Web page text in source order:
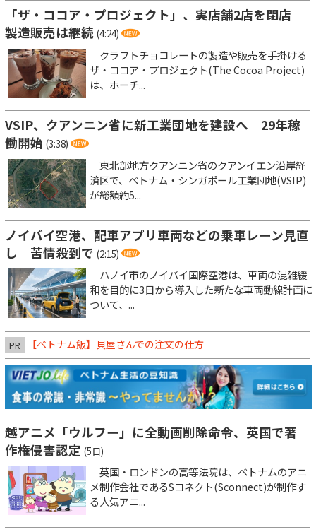
「ザ・ココア・プロジェクト」、実店舗2店を閉店
製造販売は継続 (4:24)
クラフトチョコレートの製造や販売を手掛ける
ザ・ココア・プロジェクト(The Cocoa Project)
は、ホーチ...
VSIP、クアンニン省に新工業団地を建設へ 29年稼
働開始 (3:38)
東北部地方クアンニン省のクアンイエン沿岸経
済区で、ベトナム・シンガポール工業団地(VSIP)
が総額約5...
ノイバイ空港、配車アプリ車両などの乗車レーン見直
し 苦情殺到で (2:15)
ハノイ市のノイバイ国際空港は、車両の混雑緩
和を目的に3日から導入した新たな車両動線計画に
ついて、...
PR 【ベトナム飯】貝屋さんでの注文の仕方
越アニメ「ウルフー」に全動画削除命令、英国で著
作権侵害認定 (5日)
英国・ロンドンの高等法院は、ベトナムのアニ
メ制作会社であるSコネクト(Sconnect)が制作す
る人気アニ...